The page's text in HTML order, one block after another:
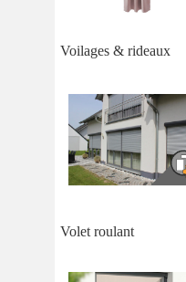
Voilages & rideaux
Volet roulant